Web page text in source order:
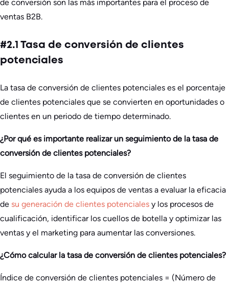
de conversión son las más importantes para el proceso de
ventas B2B.
#2.1 Tasa de conversión de clientes
potenciales
La tasa de conversión de clientes potenciales es el porcentaje
de clientes potenciales que se convierten en oportunidades o
clientes en un periodo de tiempo determinado.
¿Por qué es importante realizar un seguimiento de la tasa de
conversión de clientes potenciales?
El seguimiento de la tasa de conversión de clientes
potenciales ayuda a los equipos de ventas a evaluar la eficacia
de su generación de clientes potenciales y los procesos de
cualificación, identificar los cuellos de botella y optimizar las
ventas y el marketing para aumentar las conversiones.
¿Cómo calcular la tasa de conversión de clientes potenciales?
Índice de conversión de clientes potenciales = (Número de